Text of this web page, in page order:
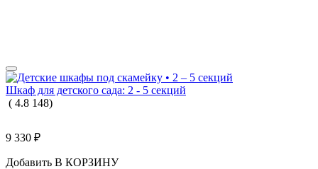
Шкаф для детского сада: 2 - 5 секций
( 4.8 148)
9 330 ₽
Добавить В КОРЗИНУ